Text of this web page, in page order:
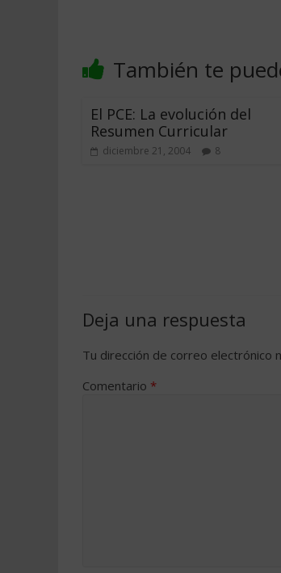
También te
El PCE: La evolución del
Resumen Curricular
diciembre 21, 2004 8
Deja una respuesta
Tu dirección de correo electrónico
Comentario *